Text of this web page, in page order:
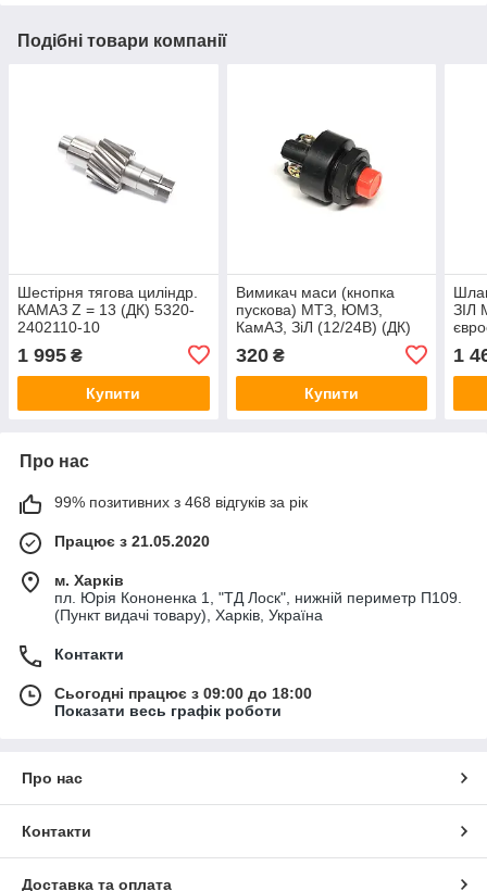
Подібні товари компанії
Шестірня тягова циліндр.
КАМАЗ Z = 13 (ДК) 5320-
2402110-10
1 995 ₴
Купити
Вимикач маси (кнопка
пускова) МТЗ, ЮМЗ,
КамАЗ, ЗіЛ (12/24В) (ДК)
320₴
Купити
ЗІЛ
13
1
Про нас
99% позитивних з 468 відгуків за рік
Працює з 21.05.2020
м. Харків
пл. Юрія Кононенка 1, "ТД Лоск", нижній периметр П109.
(Пункт видачі товару), Харків, Україна
Контакти
Сьогодні працює з 09:00 до 18:00
Показати весь графік роботи
Про нас
Контакти
Доставка та оплата